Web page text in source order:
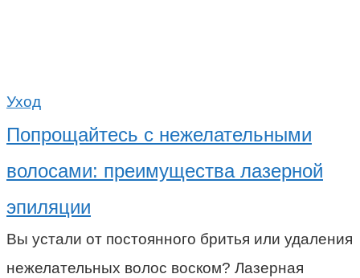
Уход
Попрощайтесь с нежелательными
волосами: преимущества лазерной
эпиляции
Вы устали от постоянного бритья или удаления
нежелательных волос воском? Лазерная